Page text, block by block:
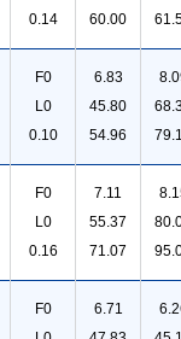
0.14
60.00
F0
L0
0.10
6.83
45.80
54.96
F0
L0
0.16
7.11
55.37
71.07
F0
6.71